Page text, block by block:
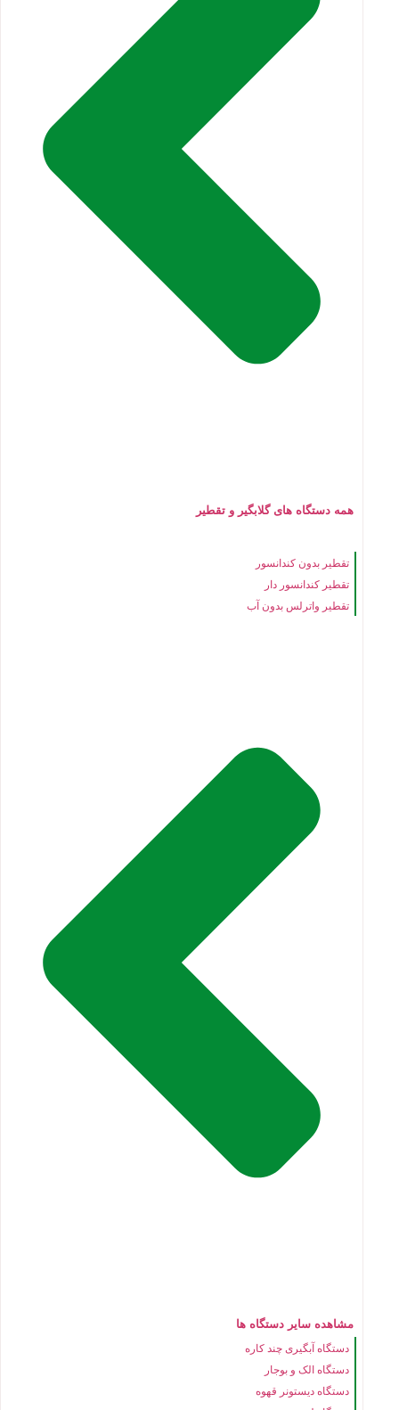
همه دستگاه های گلابگیر و تقطیر
تقطیر بدون کندانسور
تقطیر کندانسور دار
تقطیر واترلس بدون آب
مشاهده سایر دستگاه ها
دستگاه آبگیری چند کاره
دستگاه الک و بوجار
دستگاه دیستونر قهوه